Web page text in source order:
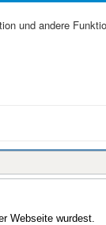
und andere
Webseite wurdest.